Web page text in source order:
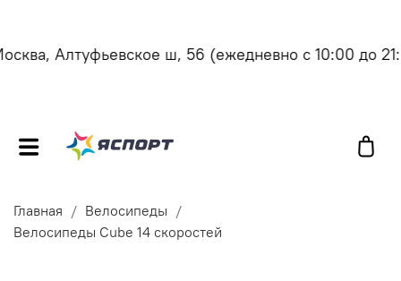
Алтуфьевское ш, 56(ежедневно с 10:00 до
Главная
Велосипеды
Велосипеды Cube 14 скоростей